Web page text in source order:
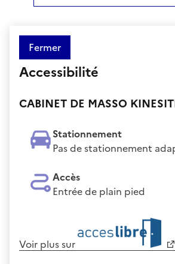
Fermer
Accessibilité
CABINET DE MASSO
Stationnement
Pas de stationnement
Accès
Entrée de plain pied
Voir plus sur